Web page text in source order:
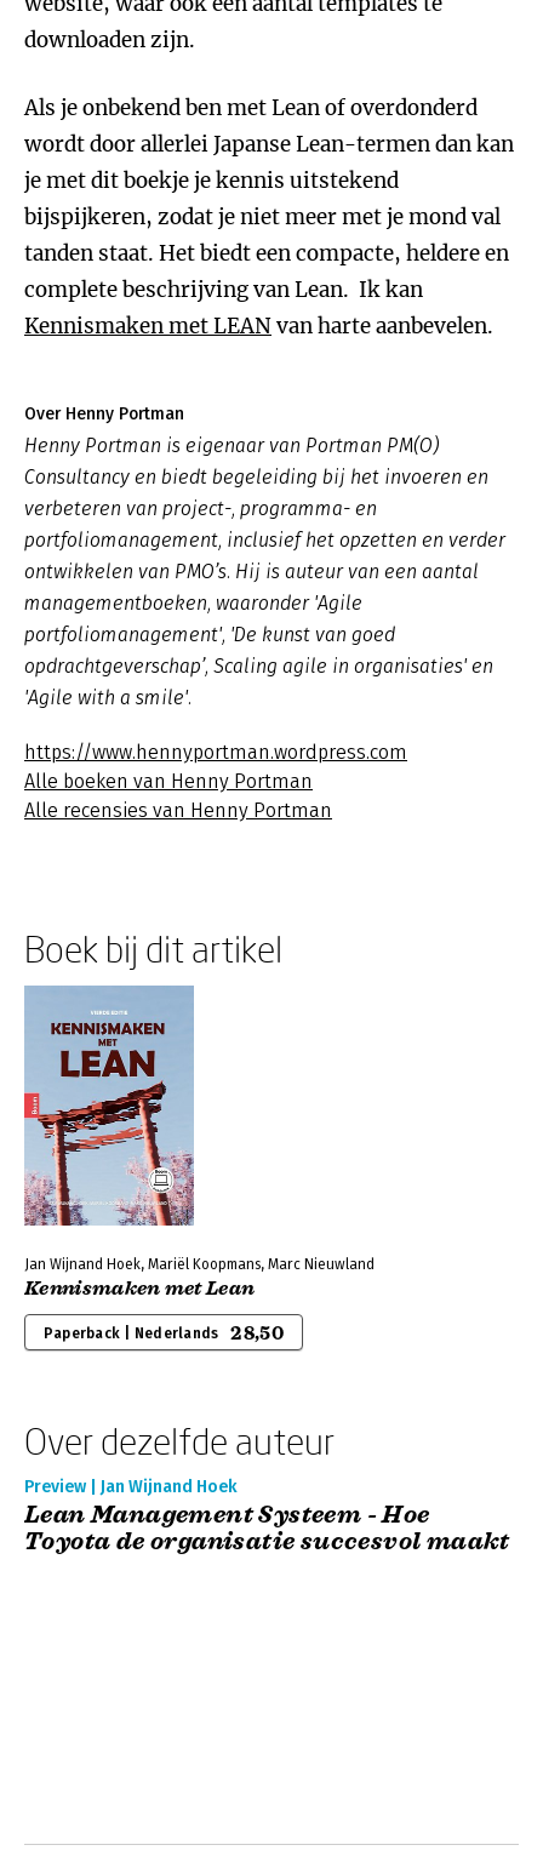
downloaden zijn.
Als je onbekend ben met Lean of overdonderd
wordt door allerlei Japanse Lean-termen dan kan
je met dit boekje je kennis uitstekend
bijspijkeren, zodat je niet meer met je mond val
tanden staat. Het biedt een compacte, heldere en
complete beschrijving van Lean. Ik kan
Kennismaken met LEANvan harte aanbevelen.
Over Henny Portman
Henny Portman is eigenaar van Portman PM(O)
Consultancy en biedt begeleiding bij het invoeren en
verbeteren van project-, programma- en
portfoliomanagement, inclusief het opzetten en verder
ontwikkelen van PMO’s. Hij is auteur van een aantal
managementboeken, waaronder 'Agile
portfoliomanagement', 'De kunst van goed
opdrachtgeverschap’, Scaling agile in organisaties' en
'Agile with a smile'.
https://www.hennyportman.wordpress.com
Alle boeken van Henny Portman
Alle recensies van Henny Portman
Boek bij dit artikel
Jan Wijnand Hoek, Mariël Koopmans, Marc Nieuwland
Kennismaken met Lean
Paperback | Nederlands 28,50
Over dezelfde auteur
Preview | Jan Wijnand Hoek
Lean Management Systeem - Hoe
Toyota de organisatie succesvol maakt